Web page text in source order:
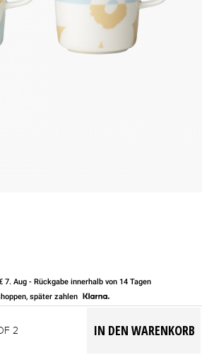
7. Aug - Rückgabe innerhalb von 14 Tagen
später zahlen
2